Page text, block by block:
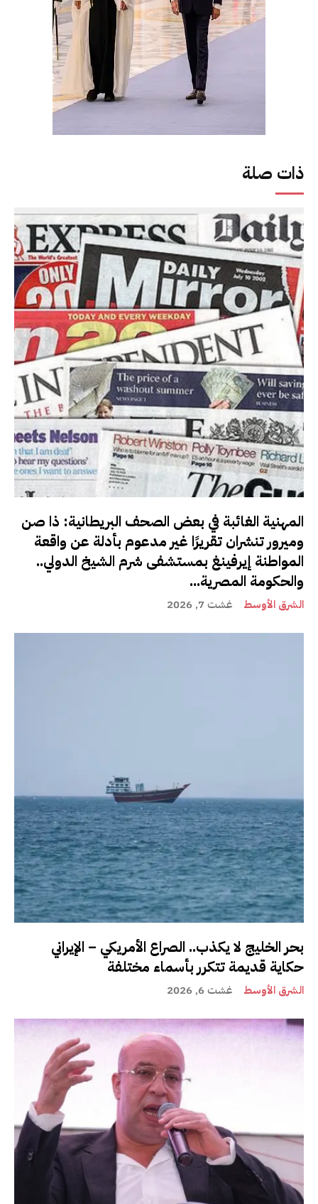
ذات صلة
المهنية الغائبة في بعض الصحف البريطانية: ذا صن
وميرور تنشران تقريرًا غير مدعوم بأدلة عن واقعة
المواطنة إيرفينغ بمستشفى شرم الشيخ الدولي..
والحكومة المصرية...
الشرق الأوسط غشت 7, 2026
بحر الخليج لا يكذب.. الصراع الأمريكي – الإيراني
حكاية قديمة تتكرر بأسماء مختلفة
الشرق الأوسط غشت 6, 2026